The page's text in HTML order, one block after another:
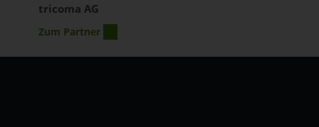
tricoma AG
Zum Partner